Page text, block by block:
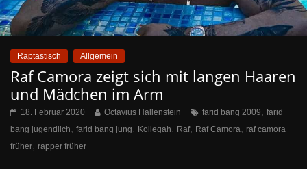
Raptastisch Allgemein
Raf Camora zeigt sich mit langen Haaren
und Mädchen im Arm
18. Februar 2020 Octavius Hallenstein farid bang 2009, farid
bang jugendlich, farid bang jung, Kollegah, Raf, Raf Camora, raf camora
früher, rapper früher